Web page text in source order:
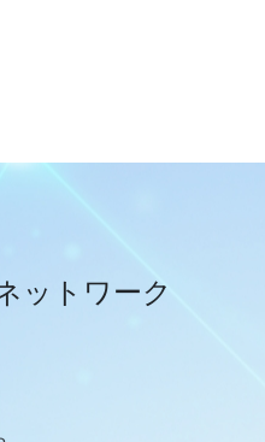
ットワーク